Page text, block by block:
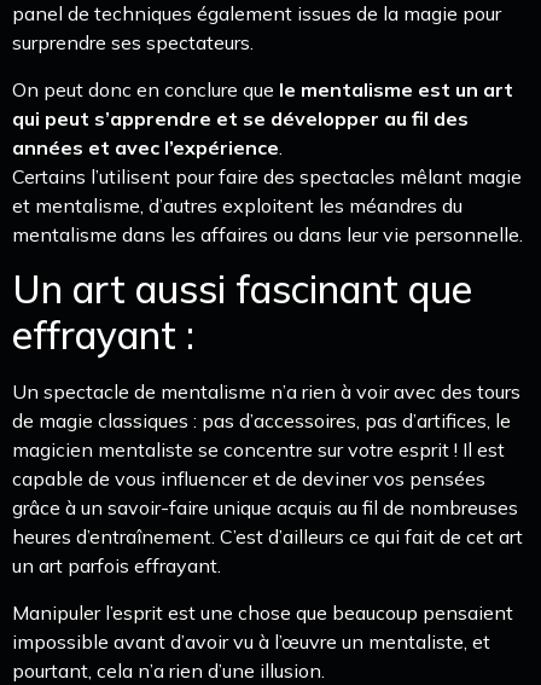
panel de techniques également issues de la magie pour
surprendre ses spectateurs.
On peut donc en conclure que le mentalisme est un art
qui peut s’apprendre et se développer au fil des
années et avec l’expérience
Certains l’utilisent pour faire des spectacles mêlant magie
et mentalisme, d’autres exploitent les méandres du
mentalisme dans les affaires ou dans leur vie personnelle.
Un art aussi fascinant que
effrayant :
Un spectacle de mentalisme n’a rien à voir avec des tours
de magie classiques : pas d’accessoires, pas d’artifices, le
magicien mentaliste se concentre sur votre esprit ! Il est
capable de vous influencer et de deviner vos pensées
grâce à un savoir-faire unique acquis au fil de nombreuses
heures d’entraînement. C’est d’ailleurs ce qui fait de cet art
un art parfois effrayant.
Manipuler l’esprit est une chose que beaucoup pensaient
impossible avant d’avoir vu à l’œuvre un mentaliste, et
pourtant, cela n’a rien d’une illusion.